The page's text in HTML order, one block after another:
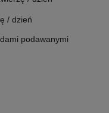
/ dzień
podawanymi